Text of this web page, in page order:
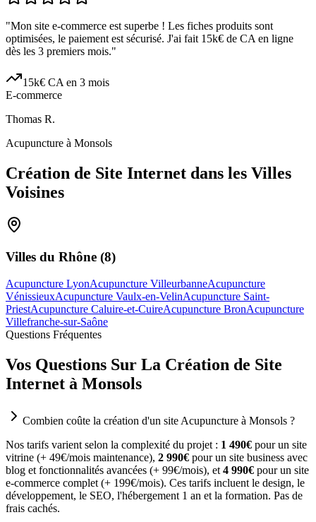
"Mon site e-commerce est superbe ! Les fiches produits sont
optimisées, le paiement est sécurisé. J'ai fait 15k€ de CA en ligne
dès les 3 premiers mois."
15k€ CA en 3 mois
E-commerce
Thomas R.
Acupuncture à Monsols
Création de Site Internet dans les Villes
Voisines
Villes du Rhône (8)
Acupuncture LyonAcupuncture VilleurbanneAcupuncture
VénissieuxAcupuncture Vaulx-en-VelinAcupuncture Saint-
PriestAcupuncture Caluire-et-CuireAcupuncture BronAcupuncture
Villefranche-sur-Saône
Questions Fréquentes
Vos Questions Sur La Création de Site
Internet à Monsols
Combien coûte la création d'un site Acupuncture à Monsols ?
Nos tarifs varient selon la complexité du projet : 1 490€ pour un site
vitrine (+ 49€/mois maintenance), 2 990€ pour un site business avec
blog et fonctionnalités avancées (+ 99€/mois), et 4 990€ pour un site
e-commerce complet (+ 199€/mois). Ces tarifs incluent le design, le
développement, le SEO, l'hébergement 1 an et la formation. Pas de
frais cachés.